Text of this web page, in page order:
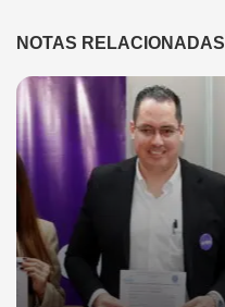
NOTAS RELACIONADAS